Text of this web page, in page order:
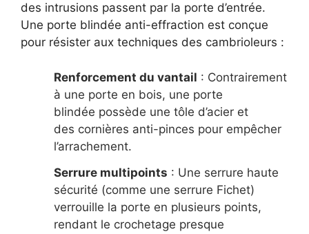
des intrusions passent par la porte d’entrée.
Une porte blindée anti-effraction est conçue
pour résister aux techniques des cambrioleurs :
Renforcement du vantail : Contrairement
à une porte en bois, une porte
blindée possède une tôle d’acier et
des cornières anti-pinces pour empêcher
l’arrachement.
Serrure multipoints : Une serrure haute
sécurité (comme une serrure Fichet)
verrouille la porte en plusieurs points,
rendant le crochetage presque